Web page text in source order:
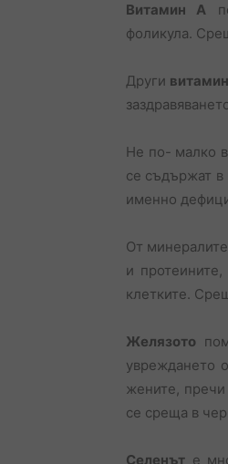
Витамин А
фоликула.
Други
Не по- малко
се съдържат в
именно
От
и
клетките.
Желязото
увреждането
жените, пречи
се среща в
Селенът е